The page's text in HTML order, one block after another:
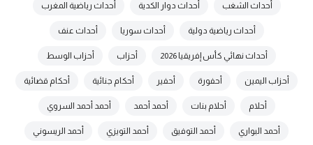
أحداث الشغب أحداث دوار الكدية أحداث رياضية المغرب
أحداث رياضية دولية أحداث سوريا أحداث عنف
أحداث نهائي كأس إفريقيا 2026 أحزاب أحزاب الوسط
أحزاب اليمين أحفورة أحفير أحكام جنائية أحكام قضائية
أحلام أحلام بنات أحمد أحمد أحمد أحمد السروي
أحمد البواري أحمد التوفيق أحمد التويزي أحمد الريسوني